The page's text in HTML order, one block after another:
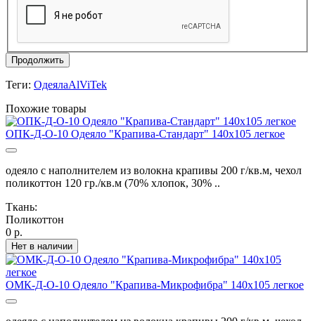
Продолжить
Теги: ОдеялаAlViTek
Похожие товары
ОПК-Д-О-10 Одеяло "Крапива-Стандарт" 140х105 легкое
одеяло с наполнителем из волокна крапивы 200 г/кв.м, чехол
поликоттон 120 гр./кв.м (70% хлопок, 30% ..
Ткань:
Поликоттон
0 р.
Нет в наличии
ОМК-Д-О-10 Одеяло "Крапива-Микрофибра" 140х105 легкое